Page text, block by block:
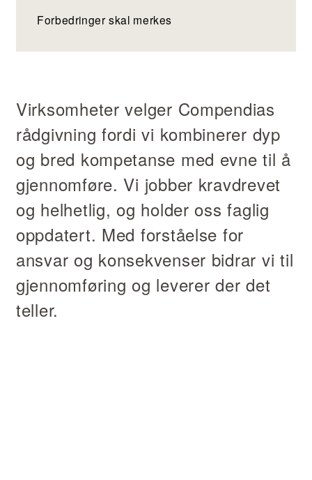
Forbedringer skal merkes
Virksomheter velger Compendias
rådgivning fordi vi kombinerer dyp
og bred kompetanse med evne til å
gjennomføre. Vi jobber kravdrevet
og helhetlig, og holder oss faglig
oppdatert. Med forståelse for
ansvar og konsekvenser bidrar vi til
gjennomføring og leverer der det
teller.